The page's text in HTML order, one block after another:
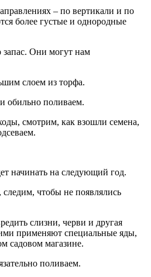
– по вертикали и по
более густые и однородные
запас. Они могут нам
слоем из торфа.
обильно поливаем.
смотрим, как взошли семена,
начинать на следующий год.
следим, чтобы не появлялись
слизни, черви и другая
применяют специальные яды,
садовом магазине.
поливаем.